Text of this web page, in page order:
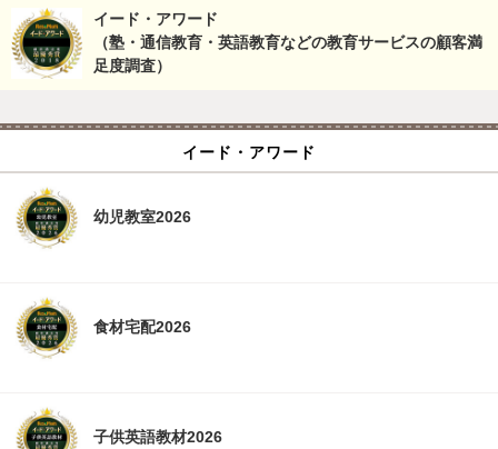
イード・アワード
（塾・通信教育・英語教育などの教育サービスの顧客満
足度調査）
イード・アワード
幼児教室2026
食材宅配2026
子供英語教材2026